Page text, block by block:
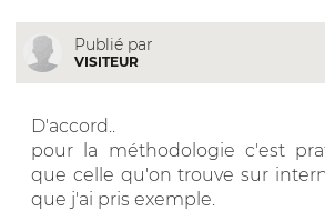
Publié par
VISITEUR
D'accord..
pour la méthodologie c'est
que celle qu'on trouve sur
que j'ai pris exemple.